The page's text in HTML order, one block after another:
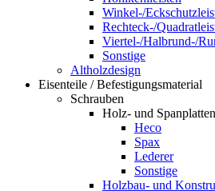
Winkel-/
Rechteck-/
Viertel-/Halbrund-/
Sonstige
Altholzdesign
Eisenteile / Befestigungsmaterial
Schrauben
Holz- und
Heco
Spax
Lederer
Sonstige
Holzbau- und